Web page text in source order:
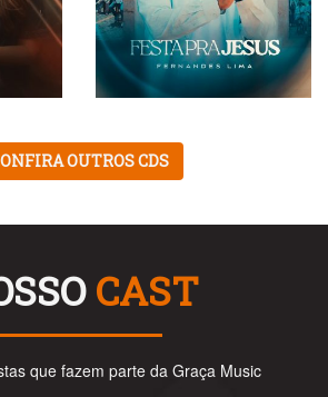
OUTROS CDS
CAST
que fazem parte da Graça Music